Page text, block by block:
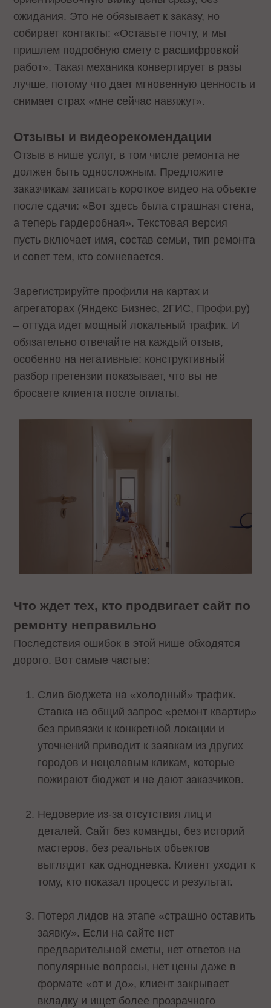
ожидания. Это не обязывает к заказу, но
собирает контакты: «Оставьте почту, и мы
пришлем подробную смету с расшифровкой
работ». Такая механика конвертирует в разы
лучше, потому что дает мгновенную ценность и
снимает страх «мне сейчас навяжут».
Отзывы и видеорекомендации
Отзыв в нише услуг, в том числе ремонта не
должен быть односложным. Предложите
заказчикам записать короткое видео на объекте
после сдачи: «Вот здесь была страшная стена,
а теперь гардеробная». Текстовая версия
пусть включает имя, состав семьи, тип ремонта
и совет тем, кто сомневается.
Зарегистрируйте профили на картах и
агрегаторах (Яндекс Бизнес, 2ГИС, Профи.ру)
– оттуда идет мощный локальный трафик. И
обязательно отвечайте на каждый отзыв,
особенно на негативные: конструктивный
разбор претензии показывает, что вы не
бросаете клиента после оплаты.
Что ждет тех, кто продвигает сайт по
ремонту неправильно
Последствия ошибок в этой нише обходятся
дорого. Вот самые частые:
Слив бюджета на «холодный» трафик.
Ставка на общий запрос «ремонт квартир»
без привязки к конкретной локации и
уточнений приводит к заявкам из других
городов и нецелевым кликам, которые
пожирают бюджет и не дают заказчиков.
Недоверие из-за отсутствия лиц и
деталей. Сайт без команды, без историй
мастеров, без реальных объектов
выглядит как однодневка. Клиент уходит к
тому, кто показал процесс и результат.
Потеря лидов на этапе «страшно оставить
заявку». Если на сайте нет
предварительной сметы, нет ответов на
популярные вопросы, нет цены даже в
формате «от и до», клиент закрывает
вкладку и ищет более прозрачного